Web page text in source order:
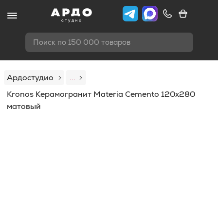
Поиск по 150 000 товаров
Ардостудио
...
Kronos Керамогранит Materia Cemento 120x280
матовый